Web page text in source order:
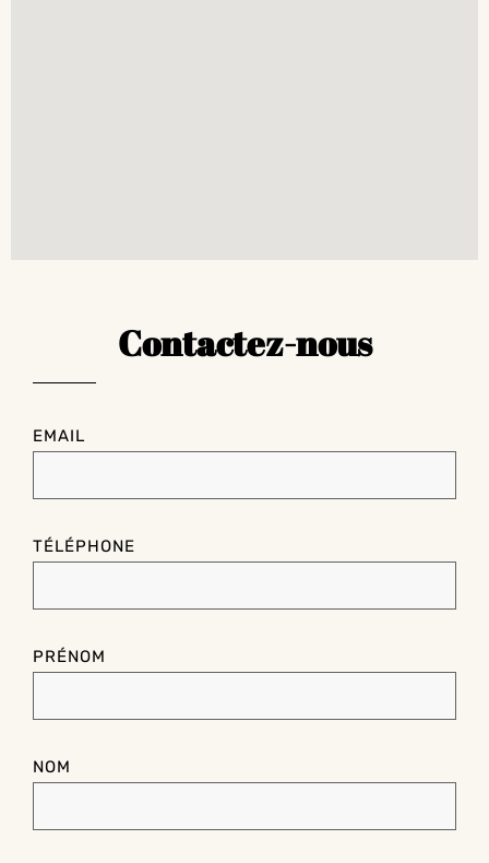
Contactez-nous
EMAIL
TÉLÉPHONE
PRÉNOM
NOM